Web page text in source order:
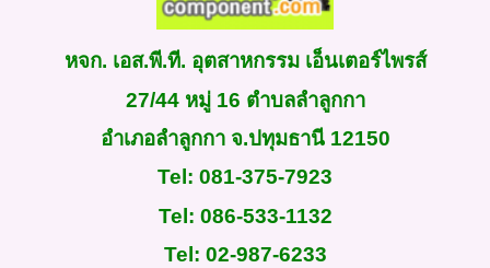
หจก. เอส.พี.ที. อุตสาหกรรม เอ็นเตอร์ไพรส์
27/44 หมู่ 16 ตำบลลำลูกกา
อำเภอลำลูกกา จ.ปทุมธานี 12150
Tel : 081-375-7923
Tel: 086-533-1132
Tel: 02-987-6233